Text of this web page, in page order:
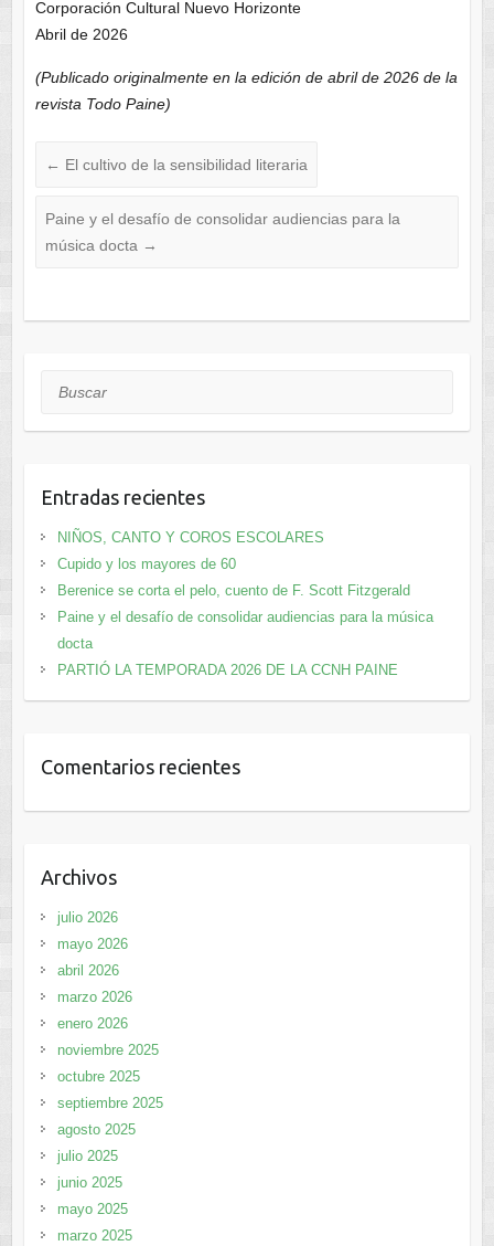
Corporación Cultural Nuevo Horizonte
Abril de 2026
(Publicado originalmente en la edición de abril de 2026 de la
revista Todo Paine)
← El cultivo de la sensibilidad literaria
Paine y el desafío de consolidar audiencias para la
música docta →
Buscar
Entradas recientes
NIÑOS, CANTO Y COROS ESCOLARES
Cupido y los mayores de 60
Berenice se corta el pelo, cuento de F. Scott Fitzgerald
Paine y el desafío de consolidar audiencias para la música
docta
PARTIÓ LA TEMPORADA 2026 DE LA CCNH PAINE
Comentarios recientes
Archivos
julio 2026
mayo 2026
abril 2026
marzo 2026
enero 2026
noviembre 2025
octubre 2025
septiembre 2025
agosto 2025
julio 2025
junio 2025
mayo 2025
marzo 2025